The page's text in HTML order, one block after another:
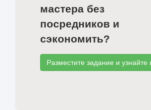
мастера без
посредников и
сэкономить?
Разместите задание и узнайте